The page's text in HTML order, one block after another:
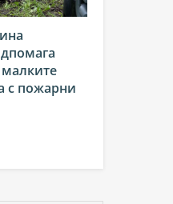
с пожарни